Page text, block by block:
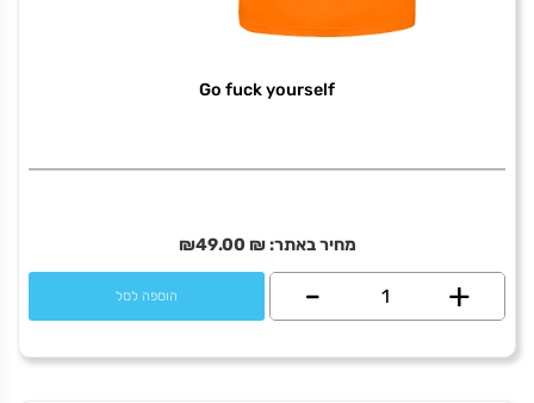
Go fuck yourself
מחיר באתר:₪
₪49.00
+
כמות
fuck
- הוספה לסל